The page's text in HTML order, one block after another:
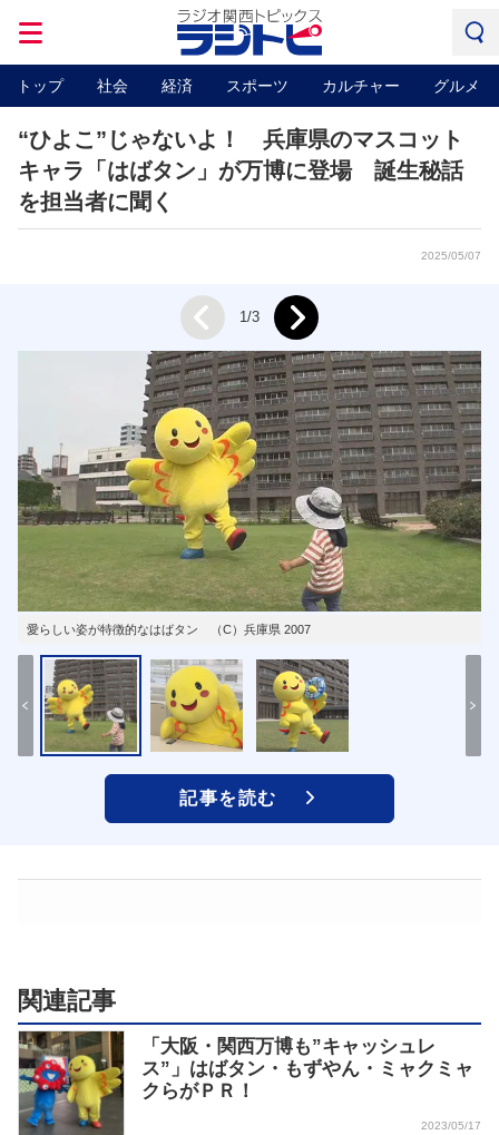
トップ 社会 経済 スポーツ カルチャー グルメ
“ひよこ”じゃないよ！ 兵庫県のマスコット
キャラ「はばタン」が万博に登場 誕生秘話
を担当者に聞く
2025/05/07
愛らしい姿が特徴的なはばタン （C）兵庫県 2007
Prev 1/3 Next
記事を読む
関連記事
「大阪・関西万博も”キャッシュレ
ス”」はばタン・もずやん・ミャクミャ
クらがＰＲ！
2023/05/17